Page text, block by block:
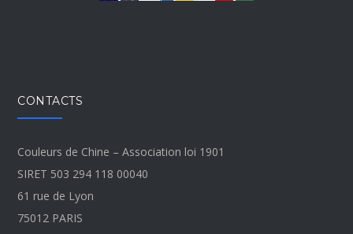
CONTACTS
Couleurs de Chine – Association loi 1901
SIRET 503 294 118 00040
61 rue de Lyon
75012 PARIS